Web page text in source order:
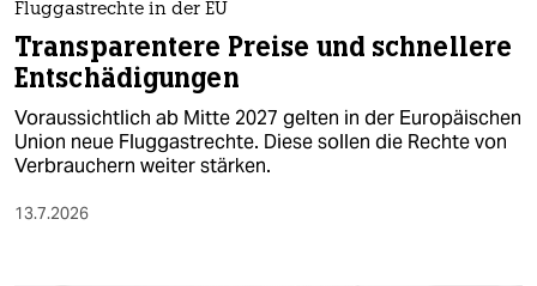
Fluggastrechte in der EU
Transparentere Preise und schnellere
Entschädigungen
Voraussichtlich ab Mitte 2027 gelten in der Europäischen
Union neue Fluggastrechte. Diese sollen die Rechte von
Verbrauchern weiter stärken.
13.7.2026